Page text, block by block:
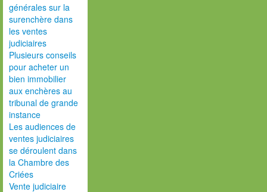
générales sur la
surenchère dans
les ventes
judiciaires
Plusieurs conseils
pour acheter un
bien immobilier
aux enchères au
tribunal de grande
instance
Les audiences de
ventes judiciaires
se déroulent dans
la Chambre des
Criées
Vente judiciaire